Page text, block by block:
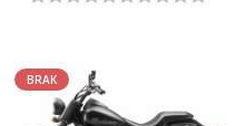
BRAK